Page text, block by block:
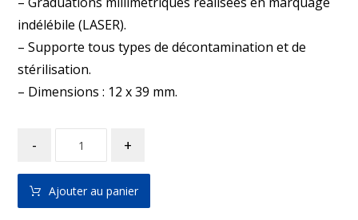
indélébile (LASER).
– Supporte tous types de décontamination et de
stérilisation.
– Dimensions : 12 x 39 mm.
- +
Ajouter au panier